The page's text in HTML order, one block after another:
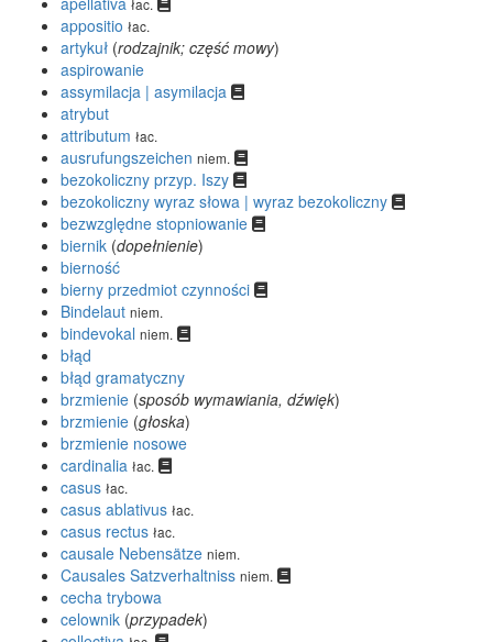
łac.
appositio łac.
artykuł (rodzajnik; część mowy)
aspirowanie
assymilacja | asymilacja
atrybut
attributum łac.
ausrufungszeichen niem.
bezokoliczny przyp. Iszy
bezokoliczny wyraz słowa | wyraz bezokoliczny
bezwzględne stopniowanie
biernik (dopełnienie)
bierność
bierny przedmiot czynności
Bindelaut niem.
bindevokal niem.
błąd
błąd gramatyczny
brzmienie (sposób wymawiania, dźwięk)
brzmienie (głoska)
brzmienie nosowe
cardinalia łac.
casus łac.
casus ablativus łac.
casus rectus łac.
causale Nebensätze niem.
Causales Satzverhaltniss niem.
cecha trybowa
celownik (przypadek)